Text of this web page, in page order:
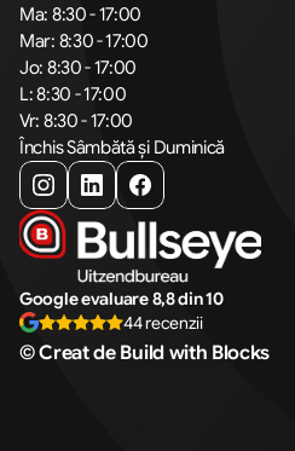
Ma: 8:30 - 17:00
Mar: 8:30 - 17:00
Jo: 8:30 - 17:00
L: 8:30 - 17:00
Vr: 8:30 - 17:00
Închis Sâmbătă și Duminică
Google evaluare 8,8 din 10
44 recenzii
© Creat de Build with Blocks